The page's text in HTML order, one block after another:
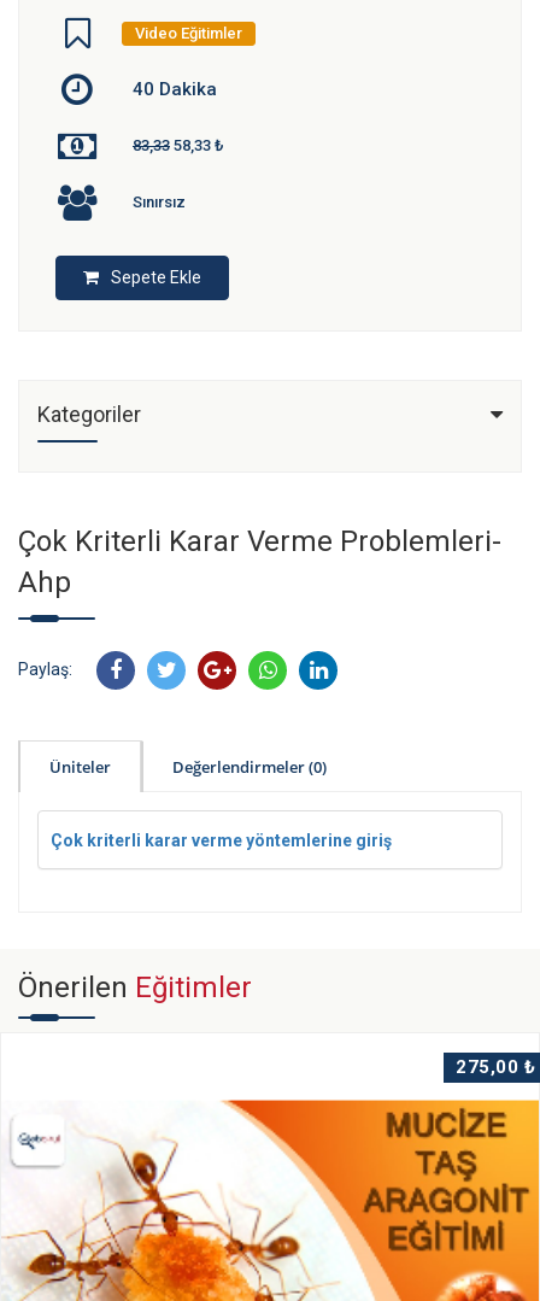
Video Eğitimler
40 Dakika
83,33 58,33 ₺
Sınırsız
Sepete Ekle
Kategoriler
Çok Kriterli Karar Verme Problemleri-
Ahp
Paylaş:
Üniteler Değerlendirmeler (0)
Çok kriterli karar verme yöntemlerine giriş
Önerilen Eğitimler
275,00 ₺